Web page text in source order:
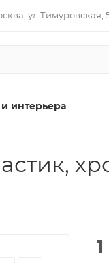
ул.Тимуровская,
интерьера